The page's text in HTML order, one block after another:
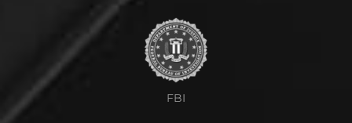
FBI